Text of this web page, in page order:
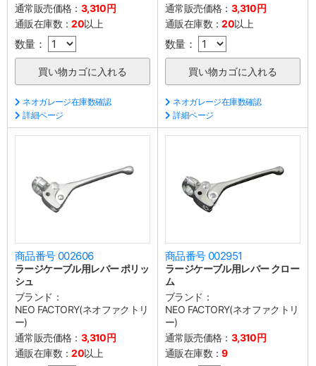
通常販売価格： 3,310円
通販在庫数：20以上
数量：
ネオガレージ在庫数確認
詳細ページ
通常販売価格： 3,310円
通販在庫数：20以上
数量：
ネオガレージ在庫数確認
詳細ページ
商品番号 002606
ラージケーブル用レバー ポリッ
シュ
ブランド：
NEO FACTORY(ネオファクトリ
ー)
通常販売価格： 3,310円
通販在庫数：20以上
商品番号 002951
ラージケーブル用レバー クロー
ム
ブランド：
NEO FACTORY(ネオファクトリ
ー)
通常販売価格： 3,310円
通販在庫数：9